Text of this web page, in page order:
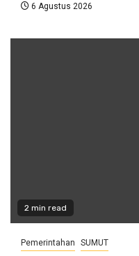
6 Agustus 2026
2 min read
Pemerintahan SUMUT